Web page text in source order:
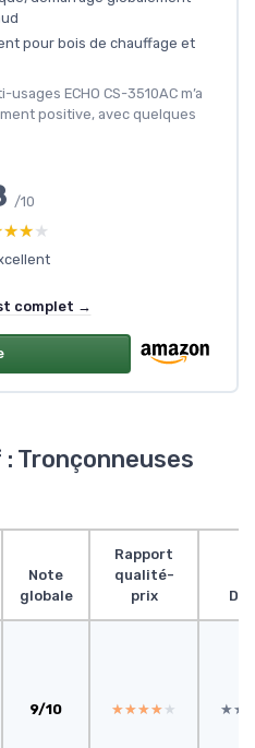
pour bois de chauffage et
ECHO CS-3510AC m’a
positive, avec quelques
/10
complet →
Tronçonneuses
Note
globale
Rapport
qualité-
prix
9/10 ★★★★★
★★★★★